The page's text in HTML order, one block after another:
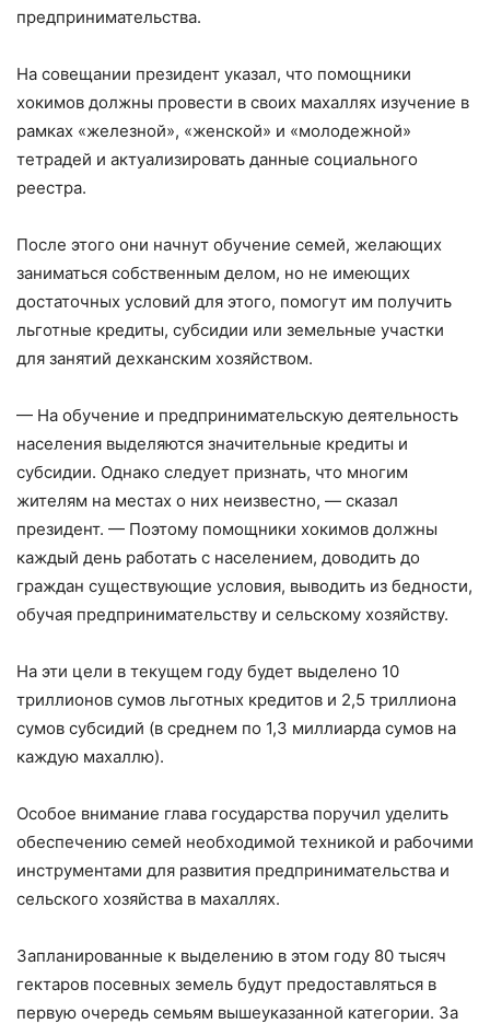
предпринимательства.
На совещании президент указал, что помощники
хокимов должны провести в своих махаллях изучение в
рамках «железной», «женской» и «молодежной»
тетрадей и актуализировать данные социального
реестра.
После этого они начнут обучение семей, желающих
заниматься собственным делом, но не имеющих
достаточных условий для этого, помогут им получить
льготные кредиты, субсидии или земельные участки
для занятий дехканским хозяйством.
— На обучение и предпринимательскую деятельность
населения выделяются значительные кредиты и
субсидии. Однако следует признать, что многим
жителям на местах о них неизвестно, — сказал
президент. — Поэтому помощники хокимов должны
каждый день работать с населением, доводить до
граждан существующие условия, выводить из бедности,
обучая предпринимательству и сельскому хозяйству.
На эти цели в текущем году будет выделено 10
триллионов сумов льготных кредитов и 2,5 триллиона
сумов субсидий (в среднем по 1,3 миллиарда сумов на
каждую махаллю).
Особое внимание глава государства поручил уделить
обеспечению семей необходимой техникой и рабочими
инструментами для развития предпринимательства и
сельского хозяйства в махаллях.
Запланированные к выделению в этом году 80 тысяч
гектаров посевных земель будут предоставляться в
первую очередь семьям вышеуказанной категории. За